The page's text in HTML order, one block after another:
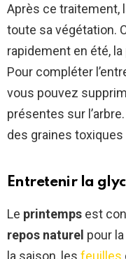
— Ceci
Après ce traitement,
toute sa végétation.
rapidement en été,
Pour compléter
vous pouvez
présentes sur
des graines
Entretenir la
Le printemps est
repos naturel pour
la saison, les feuilles